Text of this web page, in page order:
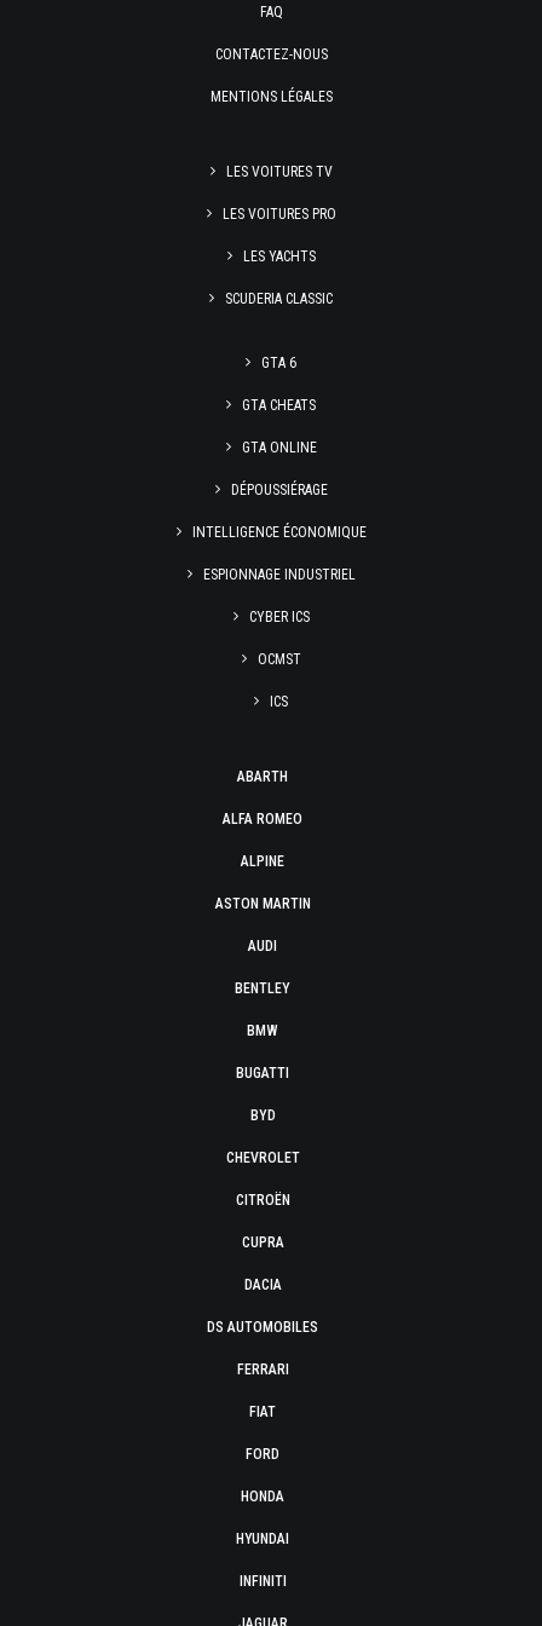
FAQ
CONTACTEZ-NOUS
MENTIONS LÉGALES
LES VOITURES TV
LES VOITURES PRO
LES YACHTS
SCUDERIA CLASSIC
GTA 6
GTA CHEATS
GTA ONLINE
DÉPOUSSIÉRAGE
INTELLIGENCE ÉCONOMIQUE
ESPIONNAGE INDUSTRIEL
CYBER ICS
OCMST
ICS
ABARTH
ALFA ROMEO
ALPINE
ASTON MARTIN
AUDI
BENTLEY
BMW
BUGATTI
BYD
CHEVROLET
CITROËN
CUPRA
DACIA
DS AUTOMOBILES
FERRARI
FIAT
FORD
HONDA
HYUNDAI
INFINITI